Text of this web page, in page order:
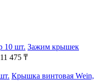
Зажим крышек
11 475 ₸
Крышка винтовая Wein,